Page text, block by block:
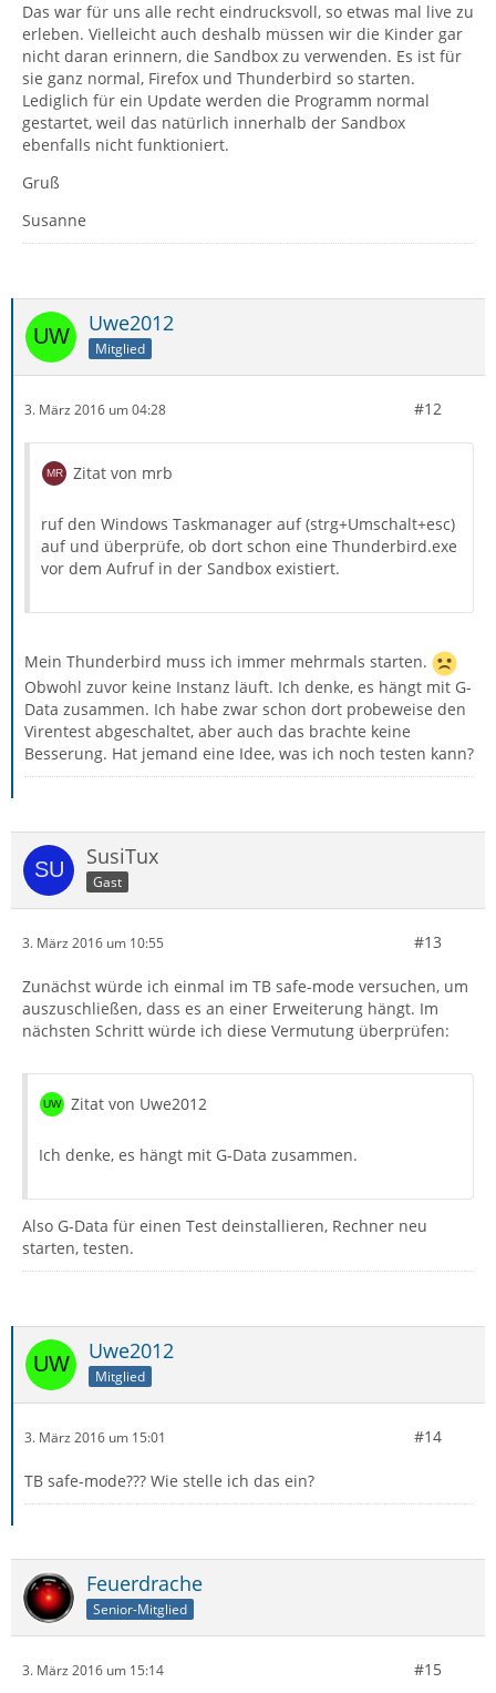
Das war für uns alle recht eindrucksvoll, so etwas mal live zu
erleben. Vielleicht auch deshalb müssen wir die Kinder gar
nicht daran erinnern, die Sandbox zu verwenden. Es ist für
sie ganz normal, Firefox und Thunderbird so starten.
Lediglich für ein Update werden die Programm normal
gestartet, weil das natürlich innerhalb der Sandbox
ebenfalls nicht funktioniert.
Gruß
Susanne
Uwe2012
Mitglied
3. März 2016 um 04:28 #12
Zitat von mrb
ruf den Windows Taskmanager auf (strg+Umschalt+esc)
auf und überprüfe, ob dort schon eine Thunderbird.exe
vor dem Aufruf in der Sandbox existiert.
Mein Thunderbird muss ich immer mehrmals starten.
Obwohl zuvor keine Instanz läuft. Ich denke, es hängt mit G-
Data zusammen. Ich habe zwar schon dort probeweise den
Virentest abgeschaltet, aber auch das brachte keine
Besserung. Hat jemand eine Idee, was ich noch testen kann?
SusiTux
Gast
3. März 2016 um 10:55 #13
Zunächst würde ich einmal im TB safe-mode versuchen, um
auszuschließen, dass es an einer Erweiterung hängt. Im
nächsten Schritt würde ich diese Vermutung überprüfen:
Zitat von Uwe2012
Ich denke, es hängt mit G-Data zusammen.
Also G-Data für einen Test deinstallieren, Rechner neu
starten, testen.
Uwe2012
Mitglied
3. März 2016 um 15:01 #14
TB safe-mode??? Wie stelle ich das ein?
Feuerdrache
Senior-Mitglied
3. März 2016 um 15:14 #15